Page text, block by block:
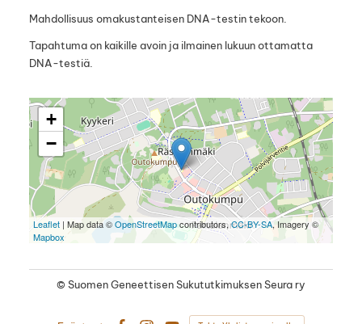
Mahdollisuus omakustanteisen DNA-testin tekoon.
Tapahtuma on kaikille avoin ja ilmainen lukuun ottamatta
DNA-testiä.
+
−
Leaflet| Map data ©OpenStreetMapcontributors,CC-BY-SA, Imagery ©
Mapbox
© Suomen Geneettisen Sukututkimuksen Seura ry